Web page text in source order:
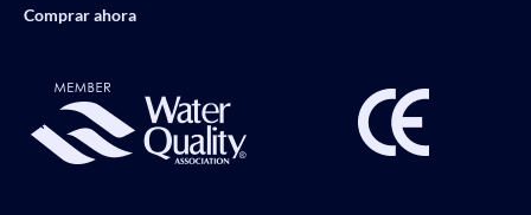
Comprar ahora